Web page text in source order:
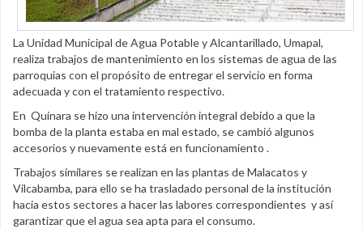
La Unidad Municipal de Agua Potable y Alcantarillado, Umapal,
realiza trabajos de mantenimiento en los sistemas de agua de las
parroquias con el propósito de entregar el servicio en forma
adecuada y con el tratamiento respectivo.
En Quinara se hizo una intervención integral debido a que la
bomba de la planta estaba en mal estado, se cambió algunos
accesorios y nuevamente está en funcionamiento .
Trabajos similares se realizan en las plantas de Malacatos y
Vilcabamba, para ello se ha trasladado personal de la institución
hacia estos sectores a hacer las labores correspondientes y así
garantizar que el agua sea apta para el consumo.